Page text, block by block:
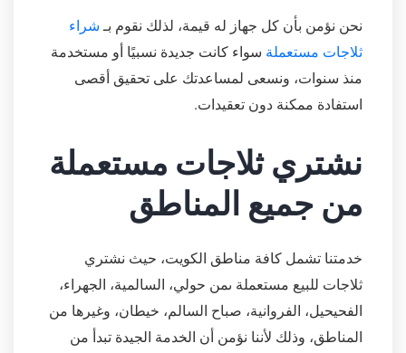
نحن نؤمن بأن كل جهاز له قيمة، لذلك نقوم بـ شراء
ثلاجات مستعملة سواء كانت جديدة نسبيًا أو مستخدمة
منذ سنوات، ونسعى لمساعدتك على تحقيق أقصى
استفادة ممكنة دون تعقيدات.
نشتري ثلاجات مستعملة
من جميع المناطق
خدمتنا تشمل كافة مناطق الكويت، حيث نشتري
ثلاجات للبيع مستعملة ىمن حولي، السالمية، الجهراء،
الفحيحيل، الفروانية، صباح السالم، خيطان، وغيرها من
المناطق، وذلك لأننا نؤمن أن الخدمة الجيدة تبدأ من